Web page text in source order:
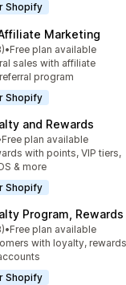
Shopify
Marketing
개
•Free plan available
sales with affiliate
program
Shopify
and Rewards
Free plan available
with points, VIP tiers,
& more
Shopify
Program, Rewards
개
•Free plan available
with loyalty,
Shopify